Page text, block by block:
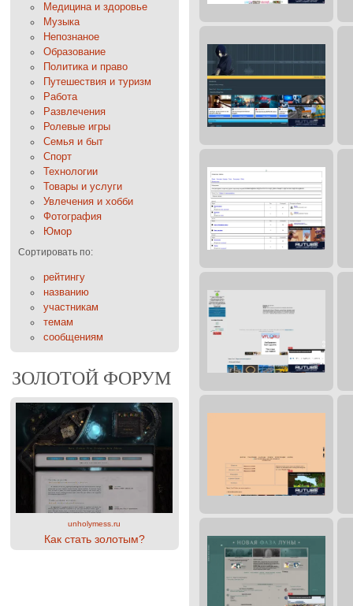
Медицина и здоровье
Музыка
Непознаное
Образование
Политика и право
Путешествия и туризм
Работа
Развлечения
Ролевые игры
Семья и быт
Спорт
Технологии
Товары и услуги
Увлечения и хобби
Фотография
Юмор
Сортировать по:
рейтингу
названию
участникам
темам
сообщениям
ЗОЛОТОЙ ФОРУМ
unholymess.ru
Как стать золотым?